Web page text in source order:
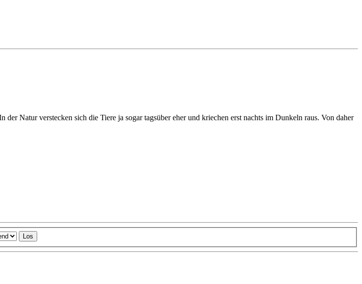
Natur verstecken sich die Tiere ja sogar tagsüber eher und kriechen erst nachts im Dunkeln raus. Von daher